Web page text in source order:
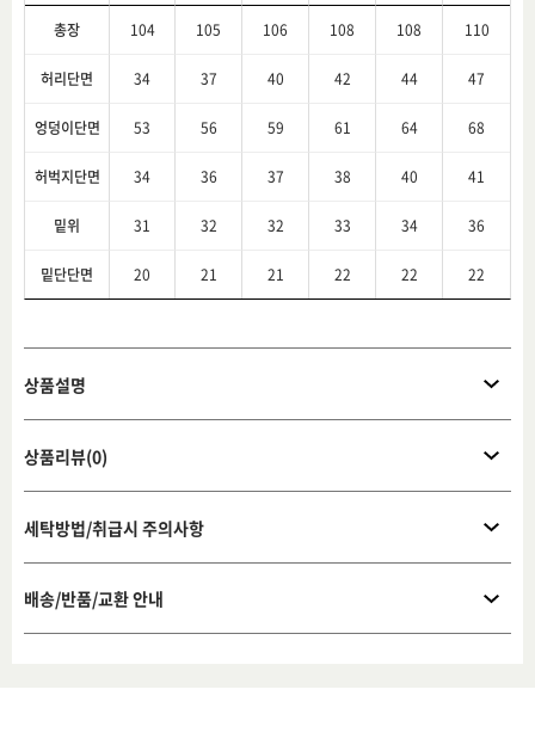
총장 104 105 106 108 108 110
허리단면 34 37 40 42 44 47
엉덩이단면 53 56 59 61 64 68
허벅지단면 34 36 37 38 40 41
밑위 31 32 32 33 34 36
밑단단면 20 21 21 22 22 22
상품설명
상품리뷰(0)
세탁방법/취급시 주의사항
배송/반품/교환 안내